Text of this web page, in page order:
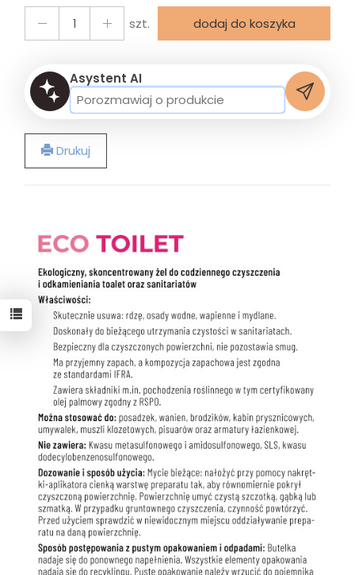
szt. dodaj do koszyka
Asystent AI
Drukuj